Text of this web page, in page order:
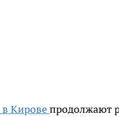
Кировепродолжают